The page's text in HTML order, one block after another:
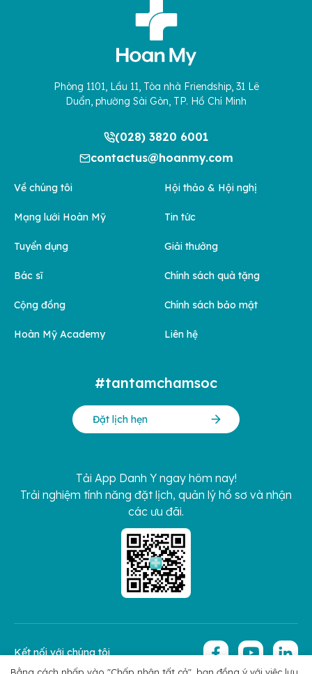
Phòng 1101, Lầu 11, Tòa nhà Friendship, 31 Lê
Duẩn, phường Sài Gòn, TP. Hồ Chí Minh
(028) 3820 6001
contactus@hoanmy.com
Về chúng tôi
Mạng lưới Hoàn Mỹ
Tuyển dụng
Bác sĩ
Cộng đồng
Hoàn Mỹ Academy
Hội thảo & Hội nghị
Tin tức
Giải thưởng
Chính sách quà tặng
Chính sách bảo mật
Liên hệ
#tantamchamsoc
Đặt lịch hẹn
Tải App Danh Y ngay hôm nay!
Trải nghiệm tính năng đặt lịch, quản lý hồ sơ và nhận
các ưu đãi.
Kết nối với chúng tôi